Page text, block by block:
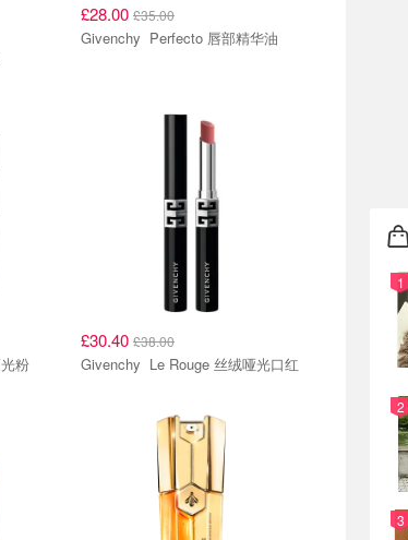
£28.00 £35.00
Givenchy Perfecto 唇部精华油
光粉
£30.40 £38.00
Givenchy Le Rouge 丝绒哑光口红